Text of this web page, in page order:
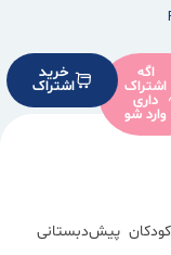
اگه
اشتراک
داری
وارد شو
خرید
اشتراک
پیش‌دبستانی